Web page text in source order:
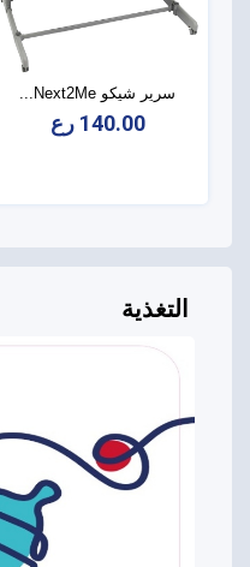
سرير شيكو Next2Me...
140.00 رع
التغذية